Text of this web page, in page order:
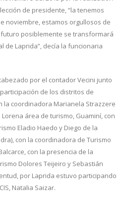
de presidente, “la tenemos
noviembre, estamos orgullosos de
posiblemente se transformará
de Laprida”, decía la funcionaria
por el contador Vecini junto
de los distritos de
la coordinadora Marianela Strazzere
área de turismo, Guaminí, con
Eladio Haedo y Diego de la
con la coordinadora de Turismo
con la presencia de la
Dolores Teijeiro y Sebastián
por Laprida estuvo participando
Natalia Saizar.